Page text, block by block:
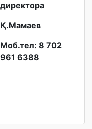
директора
Қ.Мамаев
Моб.тел: 8 702
961 6388